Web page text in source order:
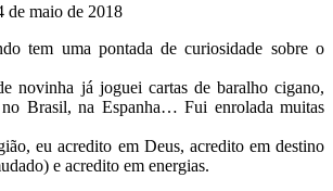
de maio de 2018
tem uma pontada de curiosidade sobre o
novinha já joguei cartas de baralho cigano,
Brasil, na Espanha… Fui enrolada muitas
eu acredito em Deus, acredito em destino
e acredito em energias.